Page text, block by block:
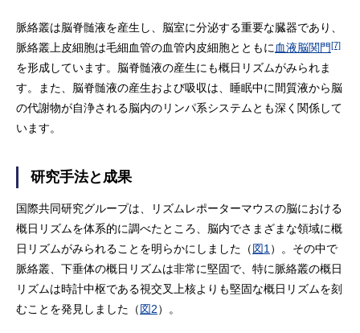
脈絡叢は脳脊髄液を産生し、脳室に分泌する重要な臓器であり、
脈絡叢上皮細胞は毛細血管の血管内皮細胞とともに 血液脳関門[7]
を形成しています。脳脊髄液の産生にも概日リズムがみられま
す。また、脳脊髄液の産生および吸収は、睡眠中に間質液から脳
の代謝物が自浄される脳内のリンパ系システムとも深く関係して
います。
研究手法と成果
国際共同研究グループは、リズムレポーターマウスの脳における
概日リズムを体系的に調べたところ、脳内でさまざまな領域に概
日リズムがみられることを明らかにしました（図1 ）。その中で
脈絡叢、下垂体の概日リズムは非常に堅固で、特に脈絡叢の概日
リズムは時計中枢である視交叉上核よりも堅固な概日リズムを刻
むことを発見しました（図2）。